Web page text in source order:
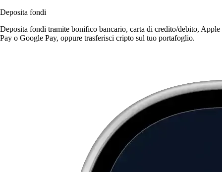
Deposita fondi
Deposita fondi tramite bonifico bancario, carta di credito/debito, Apple
Pay o Google Pay, oppure trasferisci cripto sul tuo portafoglio.